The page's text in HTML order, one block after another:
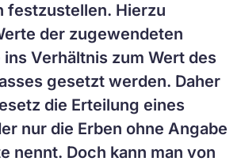
festzustellen. Hierzu
der zugewendeten
ins Verhältnis zum Wert des
gesetzt werden. Daher
die Erteilung eines
nur die Erben ohne Angabe
nennt. Doch kann man von